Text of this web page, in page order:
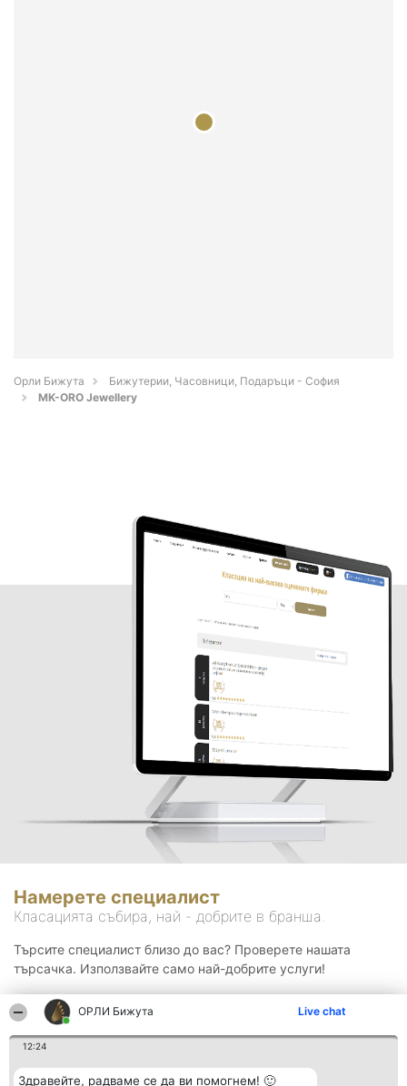
ОРЛИ Бижута Live chat
12:24
Здравейте, радваме се да ви помогнем! 🙂
Орли Бижута
Бижутерии, Часовници, Подаръци - София
MK-ORO Jewellery
Намерете специалист
Класацията събира, най - добрите в бранша.
Търсите специалист близо до вас? Проверете нашата
търсачка. Използвайте само най-добрите услуги!